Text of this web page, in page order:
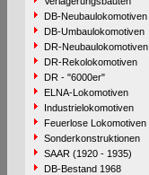
DB-Neubaulokomotiven
DB-Umbaulokomotiven
DR-Neubaulokomotiven
DR-Rekolokomotiven
DR - "6000er"
ELNA-Lokomotiven
Industrielokomotiven
Feuerlose Lokomotiven
Sonderkonstruktionen
SAAR (1920 - 1935)
DB-Bestand 1968